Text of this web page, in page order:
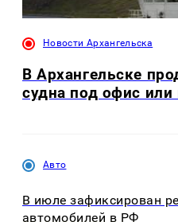
Новости Архангельска
В Архангельске
судна под офис или
Авто
В июле зафиксирован
автомобилей в РФ